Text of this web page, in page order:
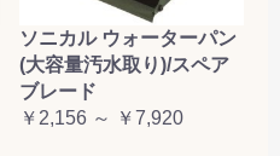
ソニカル ウォーターパン
(大容量汚水取り)/スペア
ブレード
￥2,156 ～ ￥7,920